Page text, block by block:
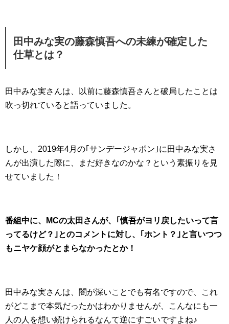
田中みな実の藤森慎吾への未練が確定した
仕草とは？
田中みな実さんは、以前に藤森慎吾さんと破局したことは
吹っ切れていると語っていました。
しかし、2019年4月の｢サンデージャポン｣に田中みな実さ
んが出演した際に、まだ好きなのかな？という素振りを見
せていました！
番組中に、MCの太田さんが、｢慎吾がヨリ戻したいって言
ってるけど？｣とのコメントに対し、｢ホント？｣と言いつつ
もニヤケ顔がとまらなかったとか！
田中みな実さんは、闇が深いことでも有名ですので、これ
がどこまで本気だったかはわかりませんが、こんなにも一
人の人を想い続けられるなんて逆にすごいですよね♪